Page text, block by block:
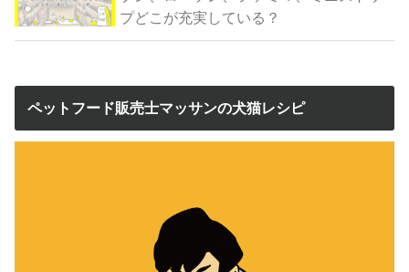
プどこが充実している？
ペットフード販売士マッサンの犬猫レシピ